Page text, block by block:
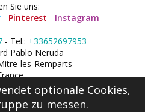
Sie uns:
- Pinterest - Instagram
- Tel.: +33652697953
Pablo Neruda
les-Remparts
optionale Cookies,
zu messen.